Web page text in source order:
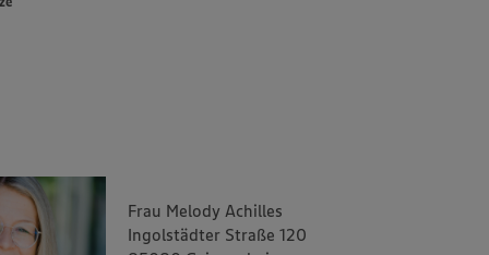
Frau Melody Achilles
Ingolstädter Straße 120